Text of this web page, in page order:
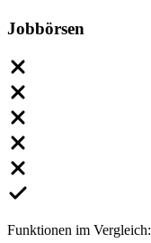
Jobbörsen
Funktionen im Vergleich: